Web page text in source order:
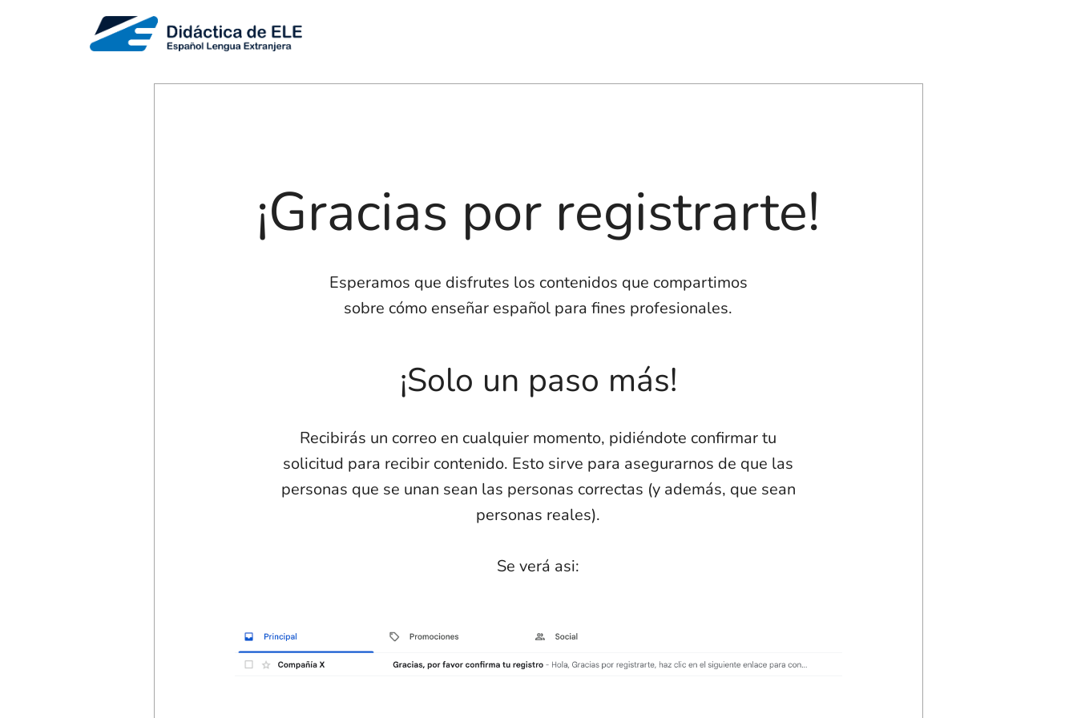
¡Gracias por registrarte!
Esperamos que disfrutes los contenidos que compartimos
sobre cómo enseñar español para fines profesionales.
¡Solo un paso más!
Recibirás un correo en cualquier momento, pidiéndote confirmar tu
solicitud para recibir contenido. Esto sirve para asegurarnos de que las
personas que se unan sean las personas correctas (y además, que sean
personas reales).
Se verá asi: